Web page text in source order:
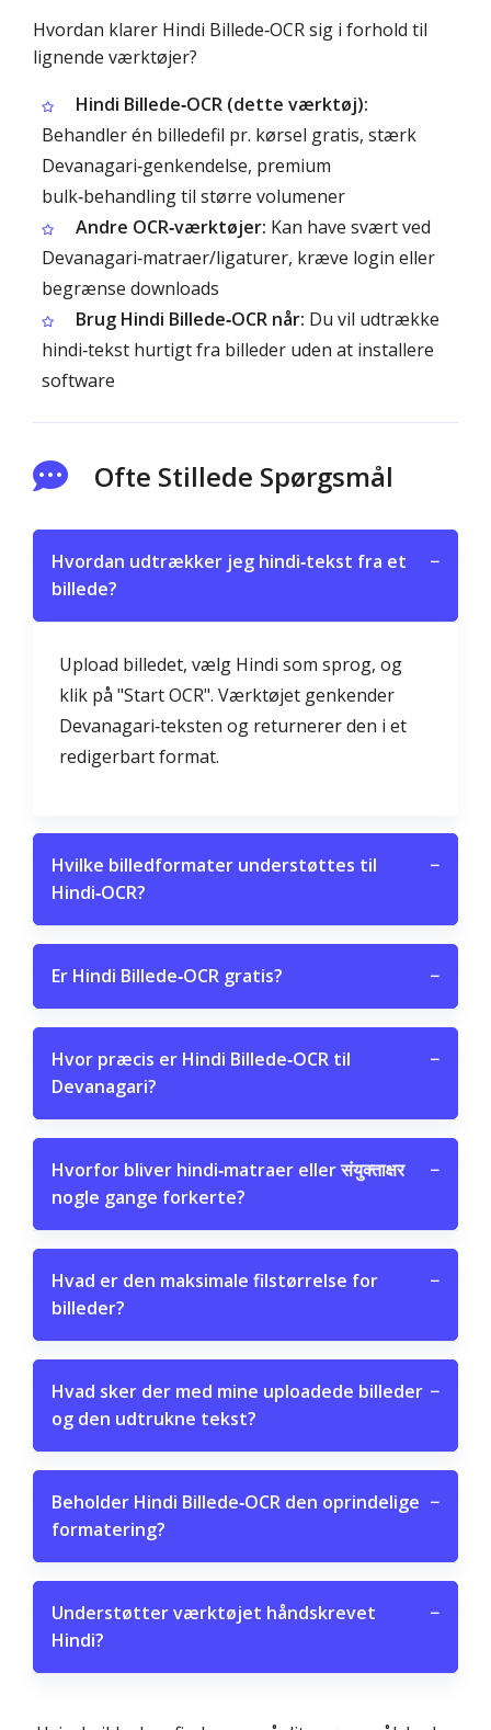
Hvordan klarer Hindi Billede‑OCR sig i forhold til
lignende værktøjer?
Hindi Billede‑OCR (dette værktøj):
Behandler én billedefil pr. kørsel gratis, stærk
Devanagari‑genkendelse, premium
bulk‑behandling til større volumener
Andre OCR‑værktøjer: Kan have svært ved
Devanagari‑matraer/ligaturer, kræve login eller
begrænse downloads
Brug Hindi Billede‑OCR når: Du vil udtrække
hindi‑tekst hurtigt fra billeder uden at installere
software
Ofte Stillede Spørgsmål
Hvordan udtrækker jeg hindi‑tekst fra et
billede?
−
Upload billedet, vælg Hindi som sprog, og
klik på "Start OCR". Værktøjet genkender
Devanagari‑teksten og returnerer den i et
redigerbart format.
Hvilke billedformater understøttes til
Hindi‑OCR?
−
Er Hindi Billede‑OCR gratis? −
Hvor præcis er Hindi Billede‑OCR til
Devanagari?
−
Hvorfor bliver hindi‑matraer eller संयुक्ताक्षर
nogle gange forkerte?
−
Hvad er den maksimale filstørrelse for
billeder?
−
Hvad sker der med mine uploadede billeder
og den udtrukne tekst?
−
Beholder Hindi Billede‑OCR den oprindelige
formatering?
−
Understøtter værktøjet håndskrevet
Hindi?
−